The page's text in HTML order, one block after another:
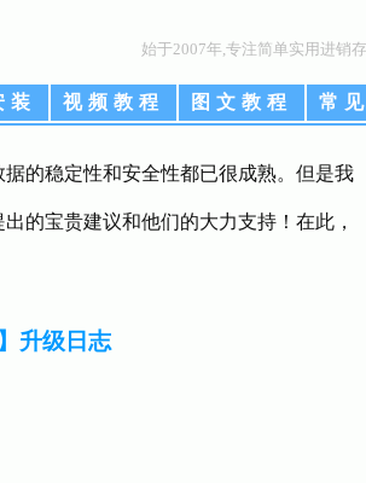
始于2007年,专注简单实用进销
装 视频教程 图文教程 常
的稳定性和安全性都已很成熟。但是我
的宝贵建议和他们的大力支持！在此，
升级日志